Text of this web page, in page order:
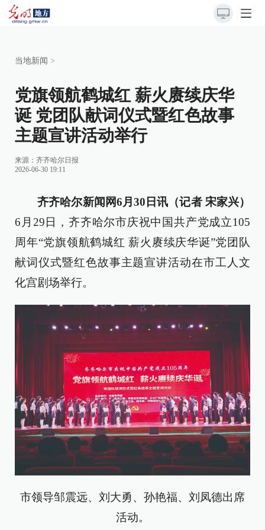
当地新闻 >
党旗领航鹤城红 薪火赓续庆华
诞 党团队献词仪式暨红色故事
主题宣讲活动举行
来源： 齐齐哈尔日报
2026-06-30 19:11
齐齐哈尔新闻网6月30日讯（记者 宋家兴）
6月29日，齐齐哈尔市庆祝中国共产党成立105
周年“党旗领航鹤城红 薪火赓续庆华诞”党团队
献词仪式暨红色故事主题宣讲活动在市工人文
化宫剧场举行。
市领导邹震远、刘大勇、孙艳福、刘凤德出席
活动。